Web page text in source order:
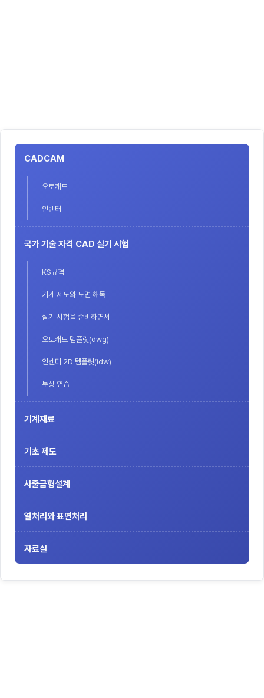
CADCAM
오토캐드
인벤터
국가 기술 자격 CAD 실기 시험
KS규격
기계 제도와 도면 해독
실기 시험을 준비하면서
오토캐드 템플릿(dwg)
인벤터 2D 템플릿(idw)
투상 연습
기계재료
기초 제도
사출금형설계
열처리와 표면처리
자료실